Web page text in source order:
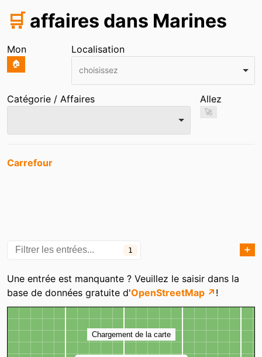
🛒 affaires dans Marines
Mon
🏠
Localisation
choisissez
Catégorie / Affaires Allez
🚀
Entrées
Carrefour
1 ➕
Catégories
Une entrée est manquante ? Veuillez le saisir dans la
base de données gratuite d'OpenStreetMap ↗ !
Carte
Chargement de la carte